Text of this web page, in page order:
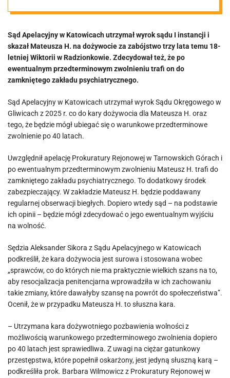
wyrok sądu
Sąd Apelacyjny w Katowicach utrzymał wyrok sądu I instancji i
skazał Mateusza H. na dożywocie za zabójstwo trzy lata temu 18-
letniej Wiktorii w Radzionkowie. Zdecydował też, że po
ewentualnym przedterminowym zwolnieniu trafi on do
zamkniętego zakładu psychiatrycznego.
Sąd Apelacyjny w Katowicach utrzymał wyrok Sądu Okręgowego w
Gliwicach z 2025 r. co do kary dożywocia dla Mateusza H. oraz
tego, że będzie mógł ubiegać się o warunkowe przedterminowe
zwolnienie po 40 latach.
Uwzględnił apelację Prokuratury Rejonowej w Tarnowskich Górach i
po ewentualnym przedterminowym zwolnieniu Mateusz H. trafi do
zamkniętego zakładu psychiatrycznego. To dodatkowy środek
zabezpieczający. W zakładzie Mateusz H. będzie poddawany
regularnej obserwacji biegłych. Dopiero wtedy sąd – na podstawie
ich opinii – będzie mógł zdecydować o jego ewentualnym wyjściu
na wolność.
Sędzia Aleksander Sikora z Sądu Apelacyjnego w Katowicach
podkreślił, że kara dożywocia jest surowa i stosowana wobec
„sprawców, co do których nie ma praktycznie wielkich szans na to,
aby resocjalizacja penitencjarna wprowadziła w ich zachowaniu
takie zmiany, które dawałyby szansę na powrót do społeczeństwa”.
Ocenił, że w przypadku Mateusza H. to słuszna kara.
– Utrzymana kara dożywotniego pozbawienia wolności z
możliwością warunkowego przedterminowego zwolnienia dopiero
po 40 latach jest sprawiedliwa. Z uwagi na ciężar gatunkowy
przestępstwa, które popełnił oskarżony, jest jedyną słuszną karą –
podkreśliła prok. Barbara Wilmowicz z Prokuratury Rejonowej w